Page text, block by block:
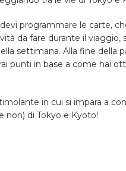
devi programmare le carte,
da fare durante il viaggio,
settimana. Alla fine della
punti in base a come hai
in cui si impara a
non) di Tokyo e Kyoto!